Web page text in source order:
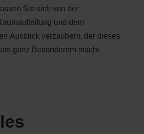
Sie sich von der
und dem
Ausblick verzaubern, der dieses
ganz Besonderem macht.